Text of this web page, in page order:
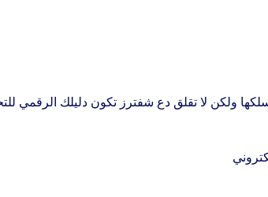
ولكن لا تقلق دع شفترز تكون دليلك الرقمي